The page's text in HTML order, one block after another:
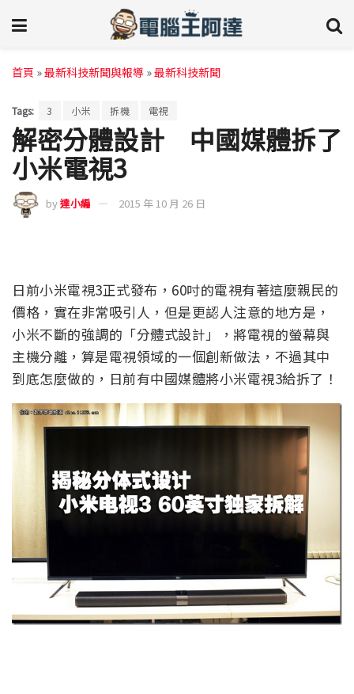
首頁 »最新科技新聞與報導 »最新科技新聞
Tags: 3 小米 拆機 電視
解密分體設計 中國媒體拆了
小米電視3
by達小編 2015 年 10 月 26 日
日前小米電視3正式發布，60吋的電視有著這麼親民的
價格，實在非常吸引人，但是更認人注意的地方是，
小米不斷的強調的「分體式設計」，將電視的螢幕與
主機分離，算是電視領域的一個創新做法，不過其中
到底怎麼做的，日前有中國媒體將小米電視3給拆了！